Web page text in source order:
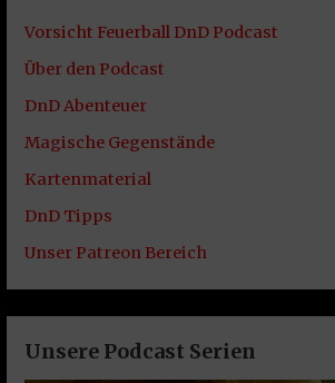
Vorsicht Feuerball DnD Podcast
Über den Podcast
DnD Abenteuer
Magische Gegenstände
Kartenmaterial
DnD Tipps
Unser Patreon Bereich
Unsere Podcast Serien